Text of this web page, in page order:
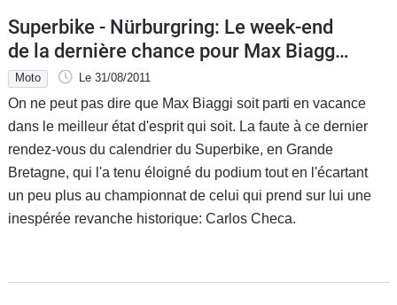
Forum
Moto
Marques
Superbike - Nürburgring: Le week-end
de la dernière chance pour Max Biaggi
?Moto Le 31/08/2011
On ne peut pas dire que Max Biaggi soit parti en vacance
dans le meilleur état d'esprit qui soit. La faute à ce dernier
rendez-vous du calendrier du Superbike, en Grande
Bretagne, qui l'a tenu éloigné du podium tout en l'écartant
un peu plus au championnat de celui qui prend sur lui une
inespérée revanche historique: Carlos Checa.